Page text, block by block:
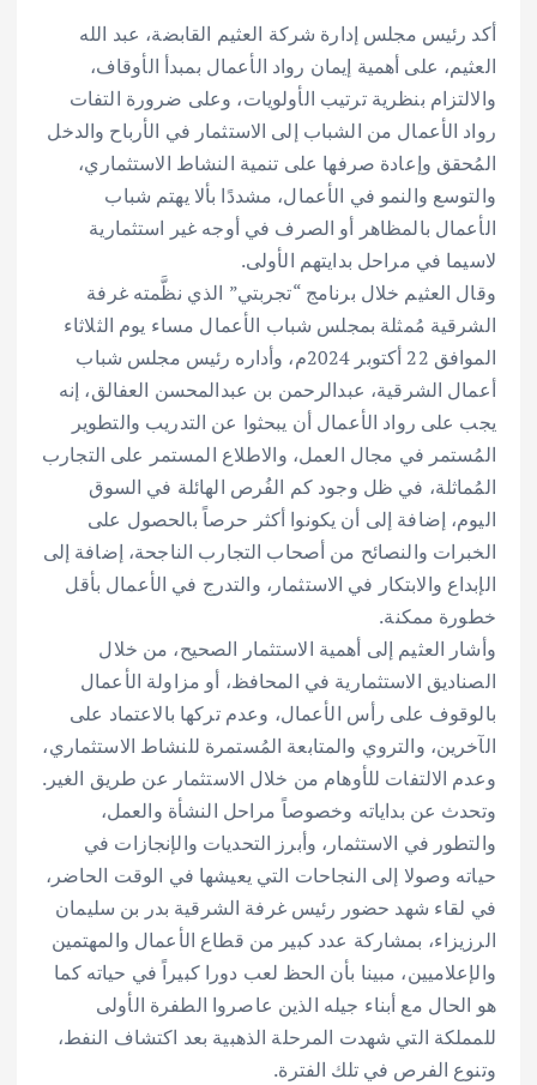
أكد رئيس مجلس إدارة شركة العثيم القابضة، عبد الله
العثيم، على أهمية إيمان رواد الأعمال بمبدأ الأوقاف،
والالتزام بنظرية ترتيب الأولويات، وعلى ضرورة التفات
رواد الأعمال من الشباب إلى الاستثمار في الأرباح والدخل
المُحقق وإعادة صرفها على تنمية النشاط الاستثماري،
والتوسع والنمو في الأعمال، مشددًا بألا يهتم شباب
الأعمال بالمظاهر أو الصرف في أوجه غير استثمارية
لاسيما في مراحل بدايتهم الأولى.
وقال العثيم خلال برنامج “تجربتي” الذي نظَّمته غرفة
الشرقية مُمثلة بمجلس شباب الأعمال مساء يوم الثلاثاء
الموافق 22 أكتوبر 2024م، وأداره رئيس مجلس شباب
أعمال الشرقية، عبدالرحمن بن عبدالمحسن العفالق، إنه
يجب على رواد الأعمال أن يبحثوا عن التدريب والتطوير
المُستمر في مجال العمل، والاطلاع المستمر على التجارب
المُماثلة، في ظل وجود كم الفُرص الهائلة في السوق
اليوم، إضافة إلى أن يكونوا أكثر حرصاً بالحصول على
الخبرات والنصائح من أصحاب التجارب الناجحة، إضافة إلى
الإبداع والابتكار في الاستثمار، والتدرج في الأعمال بأقل
خطورة ممكنة.
وأشار العثيم إلى أهمية الاستثمار الصحيح، من خلال
الصناديق الاستثمارية في المحافظ، أو مزاولة الأعمال
بالوقوف على رأس الأعمال، وعدم تركها بالاعتماد على
الآخرين، والتروي والمتابعة المُستمرة للنشاط الاستثماري،
وعدم الالتفات للأوهام من خلال الاستثمار عن طريق الغير.
وتحدث عن بداياته وخصوصاً مراحل النشأة والعمل،
والتطور في الاستثمار، وأبرز التحديات والإنجازات في
حياته وصولا إلى النجاحات التي يعيشها في الوقت الحاضر،
في لقاء شهد حضور رئيس غرفة الشرقية بدر بن سليمان
الرزيزاء، بمشاركة عدد كبير من قطاع الأعمال والمهتمين
والإعلاميين، مبينا بأن الحظ لعب دورا كبيراً في حياته كما
هو الحال مع أبناء جيله الذين عاصروا الطفرة الأولى
للمملكة التي شهدت المرحلة الذهبية بعد اكتشاف النفط،
وتنوع الفرص في تلك الفترة.